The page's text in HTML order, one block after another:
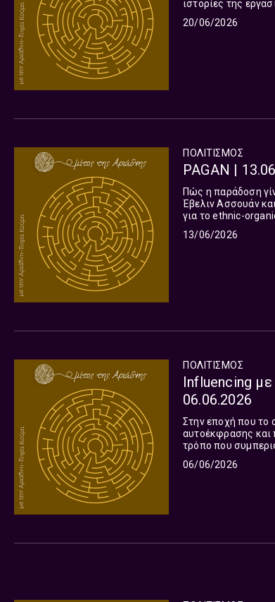
20/06/2026
ΠΟΛΙΤΙΣΜΌΣ
PAGAN |
Πώς η παράδοση
Έβελιν Ασσουάν
για το ethnic-
13/06/2026
ΠΟΛΙΤΙΣΜΌΣ
Influencing
06.06.2026
Στην εποχή που το
αυτοέκφρασης και
τρόπο που
06/06/2026